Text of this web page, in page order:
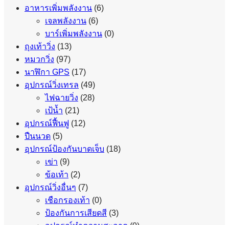
อาหารเพิ่มพลังงาน (6)
เจลพลังงาน (6)
บาร์เพิ่มพลังงาน (0)
ถุงเท้าวิ่ง (13)
หมวกวิ่ง (97)
นาฬิกา GPS (17)
อุปกรณ์วิ่งเทรล (49)
ไฟฉายวิ่ง (28)
เป้น้ำ (21)
อุปกรณ์ฟื้นฟู (12)
ปืนนวด (5)
อุปกรณ์ป้องกันบาดเจ็บ (18)
เข่า (9)
ข้อเท้า (2)
อุปกรณ์วิ่งอื่นๆ (7)
เชือกรองเท้า (0)
ป้องกันการเสียดสี (3)